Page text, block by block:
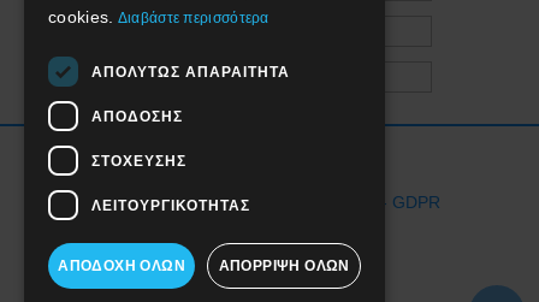
Όροι Χρήσης Ιστοσελίδας
Προστασία Προσωπικών Δεδομένων - GDPR
cookies. Διαβάστε περισσότερα
ΑΠΟΛΎΤΩΣ ΑΠΑΡΑΊΤΗΤΑ
ΑΠΌΔΟΣΗΣ
ΣΤΌΧΕΥΣΗΣ
ΛΕΙΤΟΥΡΓΙΚΌΤΗΤΑΣ
ΑΠΟΔΟΧΉ ΌΛΩΝ ΑΠΌΡΡΙΨΗ ΌΛΩΝ